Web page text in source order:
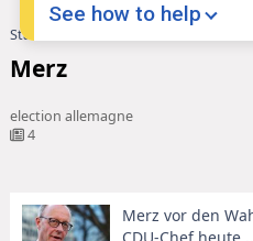
Startseite
Merz
election allemagne
4
Merz vor den
See how to help
Donate